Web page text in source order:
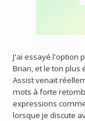
J'ai essayé l'option
Brian, et le ton plus
Assist venait
mots à forte
expressions
lorsque je discute